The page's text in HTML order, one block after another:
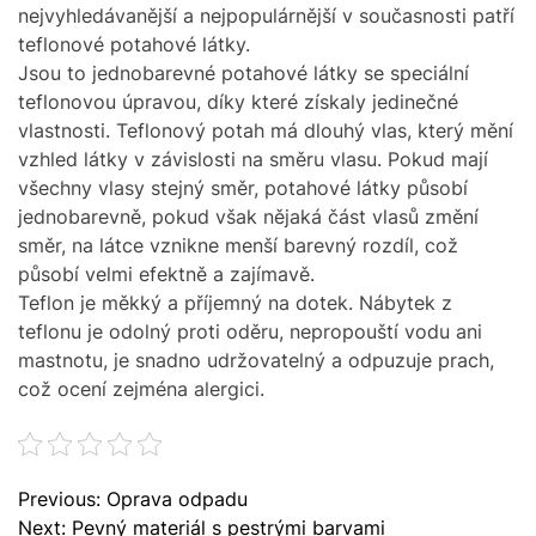
M
O
E
nejvyhledávanější a nejpopulárnější v současnosti patří
teflonové potahové látky.
Jsou to jednobarevné potahové látky se speciální
teflonovou úpravou, díky které získaly jedinečné
vlastnosti. Teflonový potah má dlouhý vlas, který mění
vzhled látky v závislosti na směru vlasu. Pokud mají
všechny vlasy stejný směr, potahové látky působí
jednobarevně, pokud však nějaká část vlasů změní
směr, na látce vznikne menší barevný rozdíl, což
působí velmi efektně a zajímavě.
Teflon je měkký a příjemný na dotek. Nábytek z
teflonu je odolný proti oděru, nepropouští vodu ani
mastnotu, je snadno udržovatelný a odpuzuje prach,
což ocení zejména alergici.
N
a
Previous: Oprava odpadu
Next: Pevný materiál s pestrými barvami